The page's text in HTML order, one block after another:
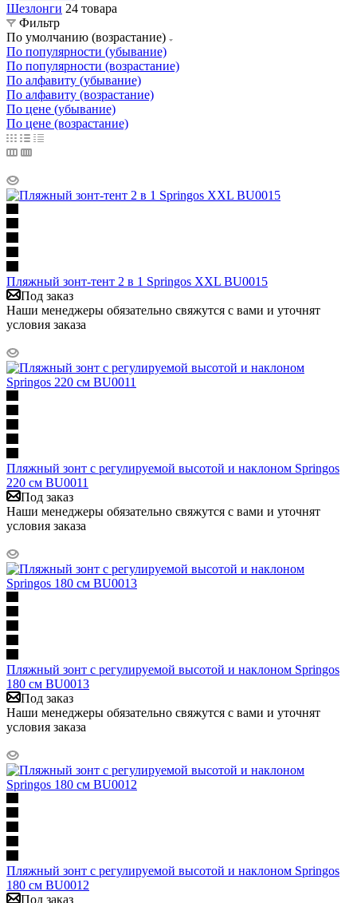
Шезлонги 24 товара
Фильтр
По умолчанию (возрастание)
По популярности (убывание)
По популярности (возрастание)
По алфавиту (убывание)
По алфавиту (возрастание)
По цене (убывание)
По цене (возрастание)
Пляжный зонт-тент 2 в 1 Springos XXL BU0015
Под заказ
Наши менеджеры обязательно свяжутся с вами и уточнят
условия заказа
Пляжный зонт с регулируемой высотой и наклоном Springos
220 см BU0011
Под заказ
Наши менеджеры обязательно свяжутся с вами и уточнят
условия заказа
Пляжный зонт с регулируемой высотой и наклоном Springos
180 см BU0013
Под заказ
Наши менеджеры обязательно свяжутся с вами и уточнят
условия заказа
Пляжный зонт с регулируемой высотой и наклоном Springos
180 см BU0012
Под заказ